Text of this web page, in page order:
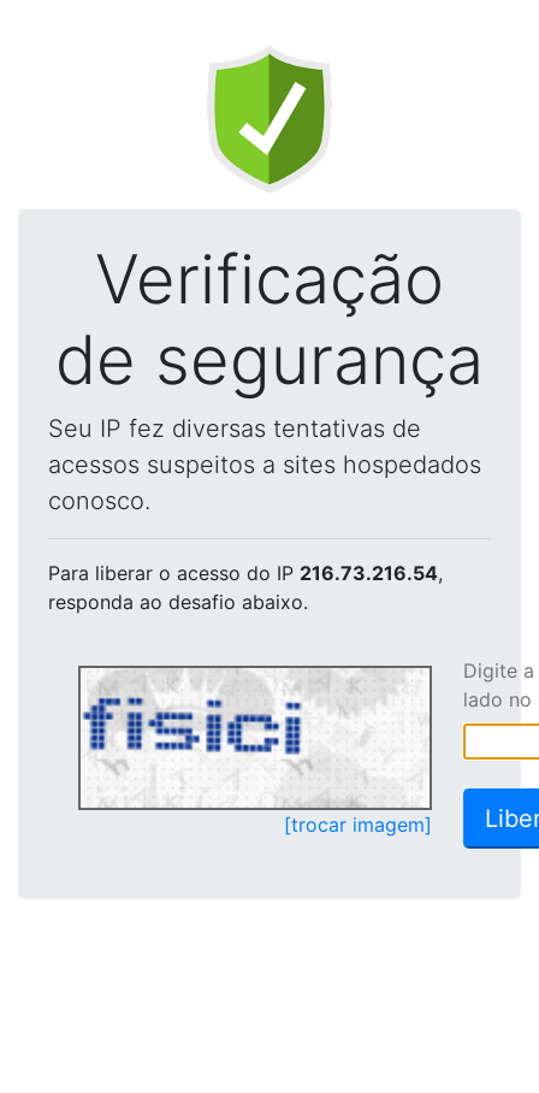
Verificação
de segurança
Seu IP fez diversas tentativas de
acessos suspeitos a sites hospedados
conosco.
Para liberar o acesso do IP 216.73.216.54,
responda ao desafio abaixo.
[trocar imagem]
Digite
lado no